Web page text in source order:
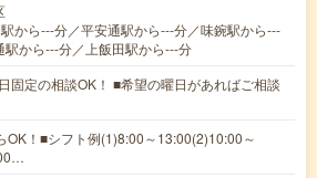
から---分／平安通駅から---分／味鋺駅から---
駅から---分／上飯田駅から---分
固定の相談OK！ ■希望の曜日があればご相談
OK！■シフト例(1)8:00～13:00(2)10:00～